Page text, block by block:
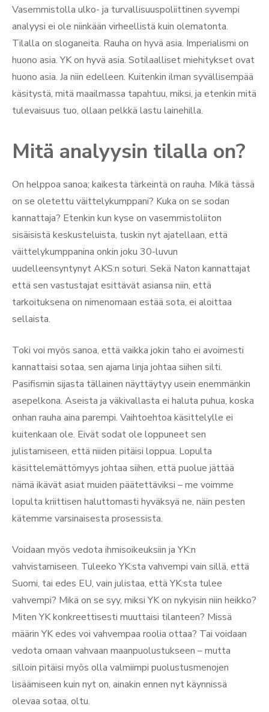
Vasemmistolla ulko- ja turvallisuuspoliittinen syvempi
analyysi ei ole niinkään virheellistä kuin olematonta.
Tilalla on sloganeita. Rauha on hyvä asia. Imperialismi on
huono asia. YK on hyvä asia. Sotilaalliset miehitykset ovat
huono asia. Ja niin edelleen. Kuitenkin ilman syvällisempää
käsitystä, mitä maailmassa tapahtuu, miksi, ja etenkin mitä
tulevaisuus tuo, ollaan pelkkä lastu lainehilla.
Mitä analyysin tilalla on?
On helppoa sanoa; kaikesta tärkeintä on rauha. Mikä tässä
on se oletettu väittelykumppani? Kuka on se sodan
kannattaja? Etenkin kun kyse on vasemmistoliiton
sisäisistä keskusteluista, tuskin nyt ajatellaan, että
väittelykumppanina onkin joku 30-luvun
uudelleensyntynyt AKS:n soturi. Sekä Naton kannattajat
että sen vastustajat esittävät asiansa niin, että
tarkoituksena on nimenomaan estää sota, ei aloittaa
sellaista.
Toki voi myös sanoa, että vaikka jokin taho ei avoimesti
kannattaisi sotaa, sen ajama linja johtaa siihen silti.
Pasifismin sijasta tällainen näyttäytyy usein enemmänkin
asepelkona. Aseista ja väkivallasta ei haluta puhua, koska
onhan rauha aina parempi. Vaihtoehtoa käsittelylle ei
kuitenkaan ole. Eivät sodat ole loppuneet sen
julistamiseen, että niiden pitäisi loppua. Lopulta
käsittelemättömyys johtaa siihen, että puolue jättää
nämä ikävät asiat muiden päätettäviksi – me voimme
lopulta kriittisen haluttomasti hyväksyä ne, näin pesten
kätemme varsinaisesta prosessista.
Voidaan myös vedota ihmisoikeuksiin ja YK:n
vahvistamiseen. Tuleeko YK:sta vahvempi vain sillä, että
Suomi, tai edes EU, vain julistaa, että YK:sta tulee
vahvempi? Mikä on se syy, miksi YK on nykyisin niin heikko?
Miten YK konkreettisesti muuttaisi tilanteen? Missä
määrin YK edes voi vahvempaa roolia ottaa? Tai voidaan
vedota omaan vahvaan maanpuolustukseen – mutta
silloin pitäisi myös olla valmiimpi puolustusmenojen
lisäämiseen kuin nyt on, ainakin ennen nyt käynnissä
olevaa sotaa, oltu.